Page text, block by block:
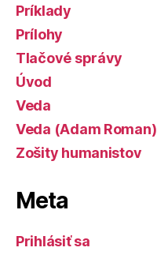
Príklady
Prílohy
Tlačové správy
Úvod
Veda
Veda (Adam Roman)
Zošity humanistov
Meta
Prihlásiť sa